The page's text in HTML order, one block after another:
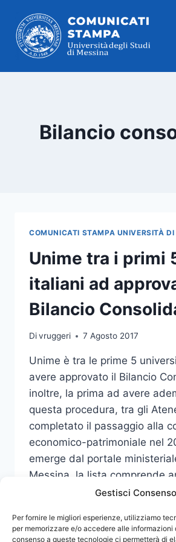
Gestisci Consenso
Per fornire le migliori esperienze, utilizziamo
per memorizzare e/o accedere alle informazioni
consenso a queste tecnologie ci permetterà di
contenuto
Bilancio
COMUNICATI STAMPA UNIVERSITÀ
Unime tra i primi
italiani ad
Bilancio
Divruggeri 7 Agosto 2017
Unime è tra le prime 5
avere approvato il Bilancio
inoltre, la prima ad avere
questa procedura, tra gli
completato il passaggio alla
economico-patrimoniale nel
emerge dal portale
Messina, la lista comprende
Ca’ Foscari, Bergamo, Pisa…
LEGGI DI PIÙUNIME
TRA